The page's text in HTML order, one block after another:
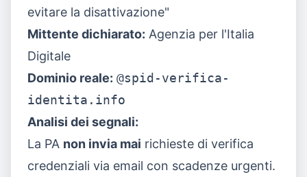
evitare la disattivazione"
Mittente dichiarato: Agenzia per l'Italia
Digitale
Dominio reale: @spid-verifica-
identita.info
Analisi dei segnali:
La PA non invia mai richieste di verifica
credenziali via email con scadenze urgenti.